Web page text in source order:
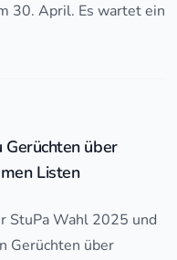
30. April. Es wartet ein
über
Listen
StuPa Wahl 2025 und
Gerüchten über